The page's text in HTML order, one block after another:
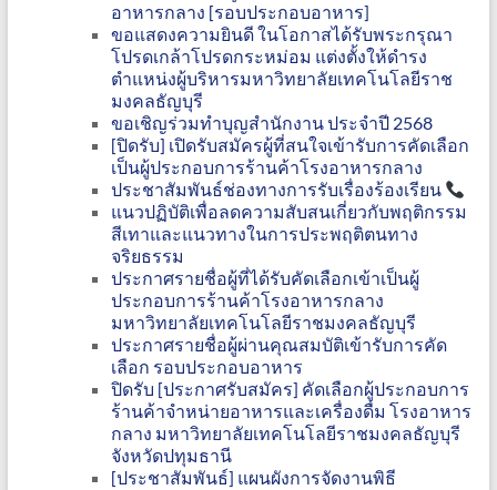
อาหารกลาง [รอบประกอบอาหาร]
ขอแสดงความยินดี ในโอกาสได้รับพระกรุณา
โปรดเกล้าโปรดกระหม่อม แต่งตั้งให้ดำรง
ตำแหน่งผู้บริหารมหาวิทยาลัยเทคโนโลยีราช
มงคลธัญบุรี
ขอเชิญร่วมทำบุญสำนักงาน ประจำปี 2568
[ปิดรับ] เปิดรับสมัครผู้ที่สนใจเข้ารับการคัดเลือก
เป็นผู้ประกอบการร้านค้าโรงอาหารกลาง
ประชาสัมพันธ์ช่องทางการรับเรื่องร้องเรียน
แนวปฏิบัติเพื่อลดความสับสนเกี่ยวกับพฤติกรรม
สีเทาและแนวทางในการประพฤติตนทาง
จริยธรรม
ประกาศรายชื่อผู้ที่ได้รับคัดเลือกเข้าเป็นผู้
ประกอบการร้านค้าโรงอาหารกลาง
มหาวิทยาลัยเทคโนโลยีราชมงคลธัญบุรี
ประกาศรายชื่อผู้ผ่านคุณสมบัติเข้ารับการคัด
เลือก รอบประกอบอาหาร
ปิดรับ [ประกาศรับสมัคร] คัดเลือกผู้ประกอบการ
ร้านค้าจำหน่ายอาหารและเครื่องดื่ม โรงอาหาร
กลาง มหาวิทยาลัยเทคโนโลยีราชมงคลธัญบุรี
จังหวัดปทุมธานี
[ประชาสัมพันธ์] แผนผังการจัดงานพิธี